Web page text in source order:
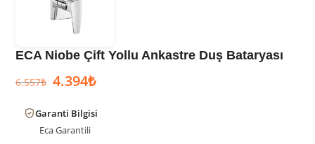
ECA Niobe Çift Yollu Ankastre Duş Bataryası
6.557₺ 4.394₺
Garanti Bilgisi
EcaGarantili